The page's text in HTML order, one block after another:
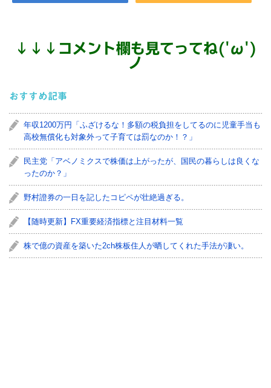
↓ ↓ ↓ コメント欄も見てってね('ω')
ノ
おすすめ記事
年収1200万円「ふざけるな！多額の税負担をしてるのに児童手当も
高校無償化も対象外って子育ては罰なのか！？」
民主党「アベノミクスで株価は上がったが、国民の暮らしは良くな
ったのか？」
野村證券の一日を記したコピペが壮絶過ぎる。
【随時更新】FX重要経済指標と注目材料一覧
株で億の資産を築いた2ch株板住人が晒してくれた手法が凄い。